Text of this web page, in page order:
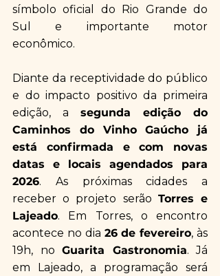
símbolo oficial do Rio Grande do
Sul e importante motor
econômico.
Diante da receptividade do público
e do impacto positivo da primeira
edição, a segunda edição do
Caminhos do Vinho Gaúcho já
está confirmada e com novas
datas e locais agendados para
2026. As próximas cidades a
receber o projeto serão Torres e
Lajeado. Em Torres, o encontro
acontece no dia 26 de fevereiro, às
19h, no Guarita Gastronomia. Já
em Lajeado, a programação será